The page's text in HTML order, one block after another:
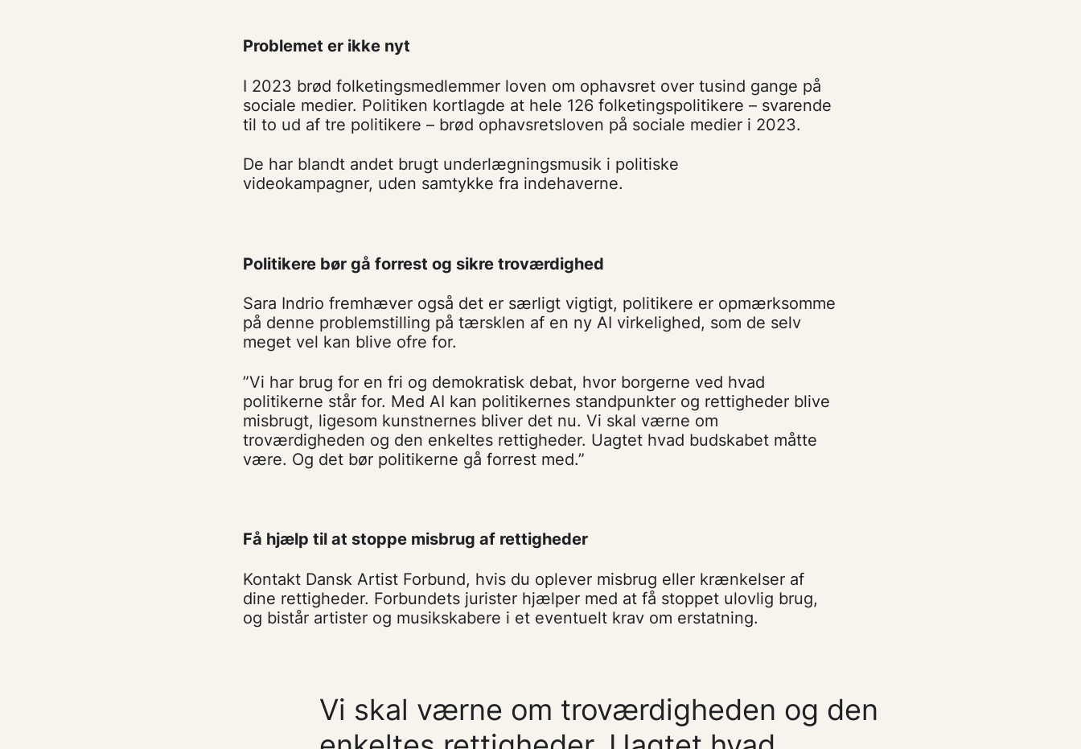
Problemet er ikke nyt
I 2023 brød folketingsmedlemmer loven om ophavsret over tusind gange på
sociale medier. Politiken kortlagde at hele 126 folketingspolitikere – svarende
til to ud af tre politikere – brød ophavsretsloven på sociale medier i 2023.
De har blandt andet brugt underlægningsmusik i politiske
videokampagner, uden samtykke fra indehaverne.
Politikere bør gå forrest og sikre troværdighed
Sara Indrio fremhæver også det er særligt vigtigt, politikere er opmærksomme
på denne problemstilling på tærsklen af en ny AI virkelighed, som de selv
meget vel kan blive ofre for.
”Vi har brug for en fri og demokratisk debat, hvor borgerne ved hvad
politikerne står for. Med AI kan politikernes standpunkter og rettigheder blive
misbrugt, ligesom kunstnernes bliver det nu. Vi skal værne om
troværdigheden og den enkeltes rettigheder. Uagtet hvad budskabet måtte
være. Og det bør politikerne gå forrest med.”
Få hjælp til at stoppe misbrug af rettigheder
Kontakt Dansk Artist Forbund, hvis du oplever misbrug eller krænkelser af
dine rettigheder. Forbundets jurister hjælper med at få stoppet ulovlig brug,
og bistår artister og musikskabere i et eventuelt krav om erstatning.
Vi skal værne om troværdigheden og den